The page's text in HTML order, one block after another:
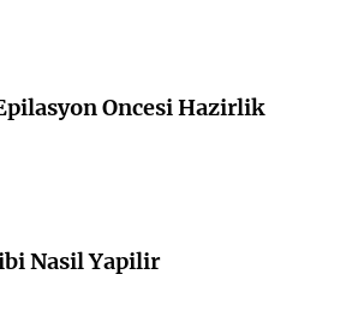
Oncesi Hazirlik
Nasil Yapilir